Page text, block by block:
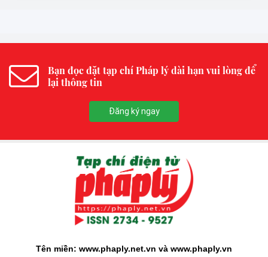
Bạn đọc đặt tạp chí Pháp lý dài hạn vui lòng để
lại thông tin
Đăng ký ngay
Tên miền: www.phaply.net.vn và www.phaply.vn